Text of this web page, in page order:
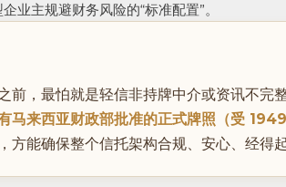
业主规避财务风险的“标准配置”。
前，最怕就是轻信非持牌中介或资讯不完
马来西亚财政部批准的正式牌照（受 1949
方能确保整个信托架构合规、安心、经得起